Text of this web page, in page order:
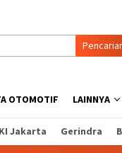
OTOMOTIF LAINNYA
Jakarta Gerindra